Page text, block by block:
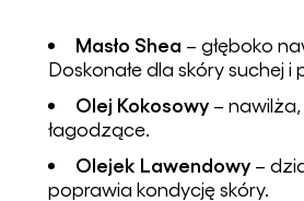
Masło Shea – głęboko
Doskonałe dla skóry suchej i
Olej Kokosowy –
łagodzące.
Olejek Lawendowy –
poprawia kondycję skóry.